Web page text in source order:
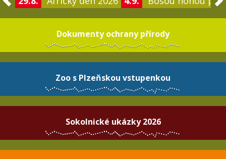
Dokumenty ochrany přírody
Zoo s Plzeňskou vstupenkou
Sokolnické ukázky 2026